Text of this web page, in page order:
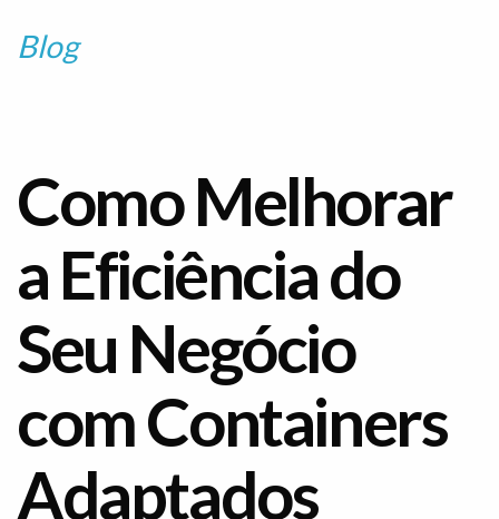
Blog
Como Melhorar
a Eficiência do
Seu Negócio
com Containers
Adaptados